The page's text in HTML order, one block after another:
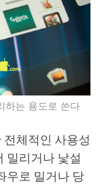
하는 용도로 쓴다
체적인 사용성
밀리거나 낯설
우로 밀거나 당